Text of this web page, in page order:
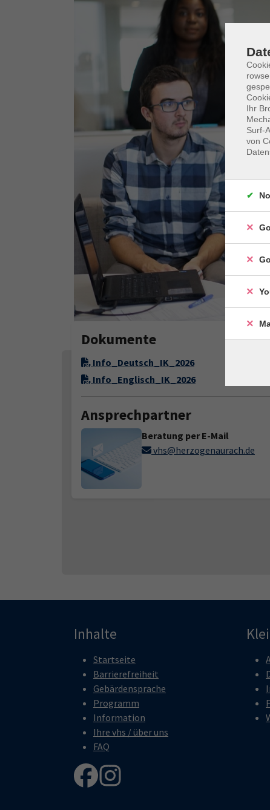
Dokumente
Info_Deutsch_IK_2026
Info_Englisch_IK_2026
Ansprechpartner
Beratung per E-Mail
vhs@herzogenaurach.de
Inhalte
Startseite
Barrierefreiheit
Gebärdensprache
Programm
Information
Ihre vhs / über uns
FAQ
Ihr
Surf-
von